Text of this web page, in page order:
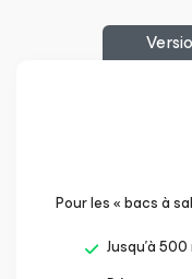
Pour les « bacs à
Jusqu’à